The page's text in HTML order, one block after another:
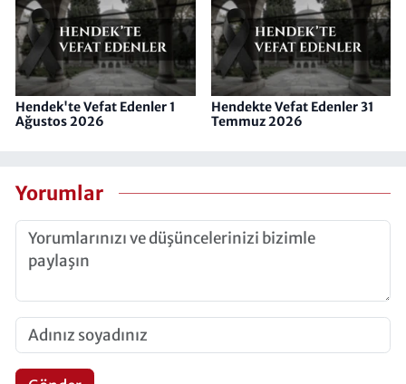
Hendek'te Vefat Edenler 1
Ağustos 2026
Hendekte Vefat Edenler 31
Temmuz 2026
Yorumlar